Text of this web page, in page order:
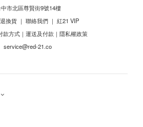
中市北區尊賢街9號14樓
換貨 ｜ 聯絡我們 ｜ 紅21 VIP
款方式｜ 運送及付款 ｜ 隱私權政策
service@red-21.co